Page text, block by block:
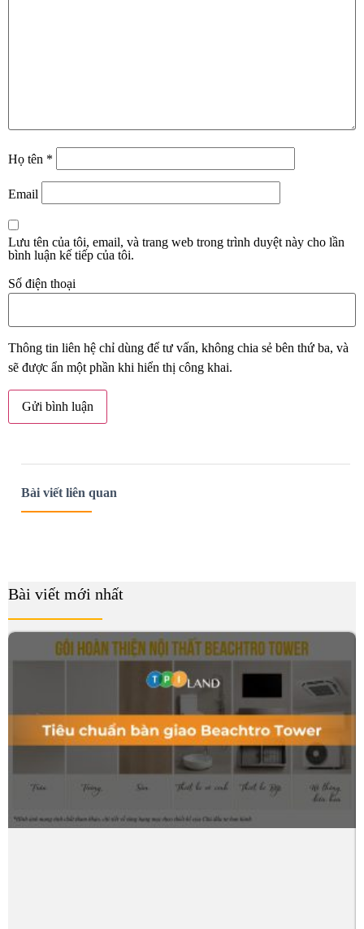
Họ tên *
Email
Lưu tên của tôi, email, và trang web trong trình duyệt này cho lần
bình luận kế tiếp của tôi.
Số điện thoại
Thông tin liên hệ chỉ dùng để tư vấn, không chia sẻ bên thứ ba, và
sẽ được ẩn một phần khi hiển thị công khai.
Bài viết liên quan
Bài viết mới nhất